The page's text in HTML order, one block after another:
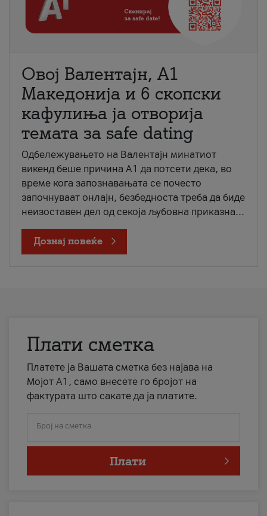
Овој Валентајн, A1
Македонија и 6 скопски
кафулиња ја отворија
темата за safe dating
Одбележувањето на Валентајн минатиот
викенд беше причина А1 да потсети дека, во
време кога запознавањата се почесто
започнуваат онлајн, безбедноста треба да биде
неизоставен дел од секоја љубовна приказна...
Дознај повеќе
Плати сметка
Платете ја Вашата сметка без најава на
Мојот А1, само внесете го бројот на
фактурата што сакате да ја платите.
Број на сметка
Плати